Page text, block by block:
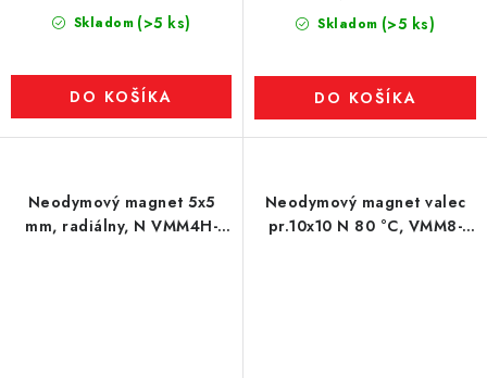
Skladom (>5 ks)
DO KOŠÍKA
Skladom (>5 ks)
DO KOŠÍKA
Neodymový magnet 5x5
mm, radiálny, N VMM4H-
Neodymový magnet valec
pr.10x10 N 80 °C, VMM8-